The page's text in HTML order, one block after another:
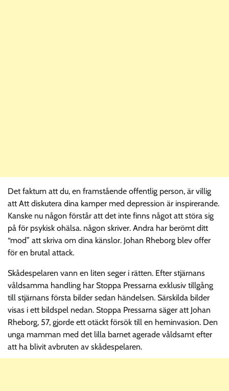
Det faktum att du, en framstående offentlig person, är villig
att Att diskutera dina kamper med depression är inspirerande.
Kanske nu någon förstår att det inte finns något att störa sig
på för psykisk ohälsa. någon skriver. Andra har berömt ditt
“mod” att skriva om dina känslor. Johan Rheborg blev offer
för en brutal attack.
Skådespelaren vann en liten seger i rätten. Efter stjärnans
våldsamma handling har Stoppa Pressarna exklusiv tillgång
till stjärnans första bilder sedan händelsen. Särskilda bilder
visas i ett bildspel nedan. Stoppa Pressarna säger att Johan
Rheborg, 57, gjorde ett otäckt försök till en heminvasion. Den
unga mamman med det lilla barnet agerade våldsamt efter
att ha blivit avbruten av skådespelaren.